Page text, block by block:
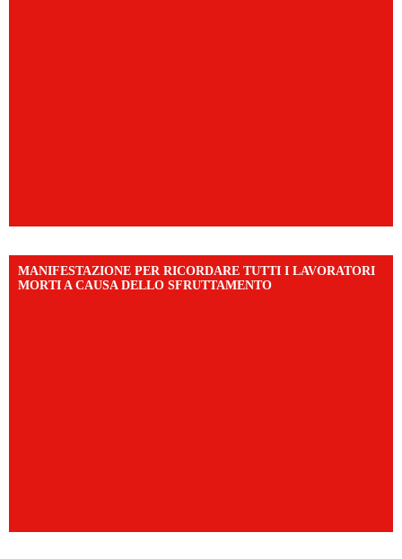
MANIFESTAZIONE PER RICORDARE TUTTI I LAVORATORI
MORTI A CAUSA DELLO SFRUTTAMENTO